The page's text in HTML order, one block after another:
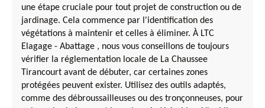
une étape cruciale pour tout projet de construction ou de
jardinage. Cela commence par l'identification des
végétations à maintenir et celles à éliminer. À LTC
Elagage - Abattage , nous vous conseillons de toujours
vérifier la réglementation locale de La Chaussee
Tirancourt avant de débuter, car certaines zones
protégées peuvent exister. Utilisez des outils adaptés,
comme des débroussailleuses ou des tronçonneuses, pour